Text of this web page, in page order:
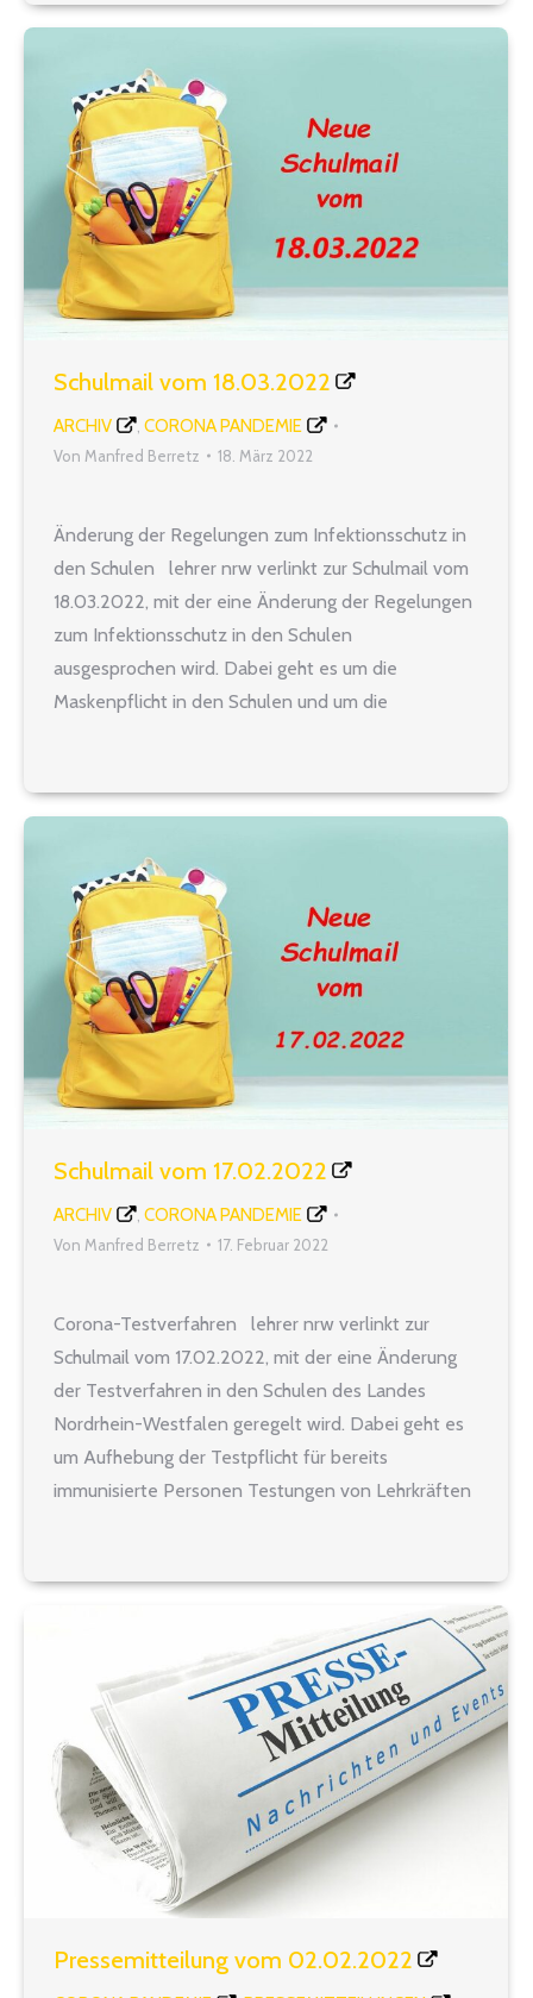
April 2022 hinaus verlängert…
Schulmail vom 18.03.2022
ARCHIV CORONA PANDEMIE
Von Manfred Berretz 18. März 2022
Änderung der Regelungen zum Infektionsschutz in
den Schulen lehrer nrw verlinkt zur Schulmail vom
18.03.2022, mit der eine Änderung der Regelungen
zum Infektionsschutz in den Schulen
ausgesprochen wird. Dabei geht es um die
Maskenpflicht in den Schulen und um die
AdobeStock
Schulmail vom 17.02.2022
ARCHIV CORONA PANDEMIE
Von Manfred Berretz 17. Februar 2022
Corona-Testverfahren lehrer nrw verlinkt zur
Schulmail vom 17.02.2022, mit der eine Änderung
der Testverfahren in den Schulen des Landes
Nordrhein-Westfalen geregelt wird. Dabei geht es
um Aufhebung der Testpflicht für bereits
immunisierte Personen Testungen von Lehrkräften
Förderschulen Zur Schulmail vom 17.02.2022 auf der
Pressemitteilung vom 02.02.2022